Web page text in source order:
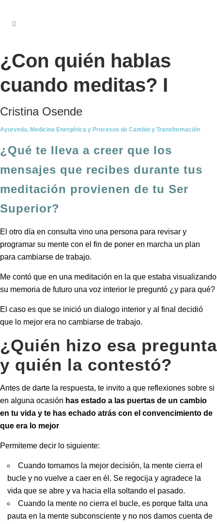
¿Con quién hablas
cuando meditas? I
Cristina Osende
Ayurveda, Medicina Energética y Procesos de Cambio y Transformación
¿Qué te lleva a creer que los
mensajes que recibes durante tus
meditación provienen de tu Ser
Superior?
El otro día en consulta vino una persona para revisar y
programar su mente con el fin de poner en marcha un plan
para cambiarse de trabajo.
Me contó que en una meditación en la que estaba visualizando
su memoria de futuro una voz interior le preguntó ¿y para qué?
El caso es que se inició un dialogo interior y al final decidió
que lo mejor era no cambiarse de trabajo.
¿Quién hizo esa pregunta
y quién la contestó?
Antes de darte la respuesta, te invito a que reflexiones sobre si
en alguna ocasión has estado a las puertas de un cambio
en tu vida y te has echado atrás con el convencimiento de
que era lo mejor
Permiteme decir lo siguiente:
Cuando tomamos la mejor decisión, la mente cierra el
bucle y no vuelve a caer en él. Se regocija y agradece la
vida que se abre y va hacia ella soltando el pasado.
Cuando la mente no cierra el bucle, es porque falta una
pauta en la mente subconsciente y no nos damos cuenta de